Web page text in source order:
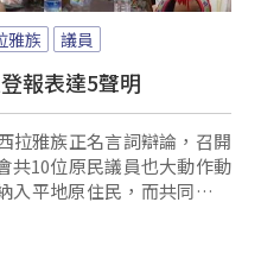
雅族 議員
報表達5聲明
拉雅族正名言詞辯論，召開
共10位原民議員也大動作動
平地原住民，而共同聲明
認同應該受到保障，但自
也提到平埔族群因為文化